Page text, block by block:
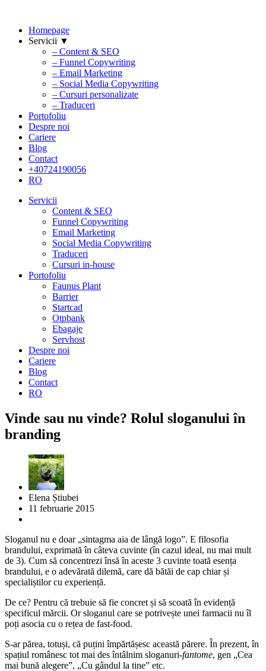
Homepage
Servicii ▼
– Content & SEO
– Funnel Copywriting
– Email Marketing
– Social Media Copywriting
– Cursuri personalizate
– Traduceri
Portofoliu
Despre noi
Cariere
Blog
Contact
+40724190056
RO
Servicii
Content & SEO
Funnel Copywriting
Email Marketing
Social Media Copywriting
Traduceri
Cursuri in-house
Portofoliu
Faunus Plant
Barrier
Startcad
Otpbank
Ebagaje
Servhost
Despre noi
Cariere
Blog
Contact
RO
Vinde sau nu vinde? Rolul sloganului în
branding
Elena Știubei
11 februarie 2015
Sloganul nu e doar „sintagma aia de lângă logo”. E filosofia
brandului, exprimată în câteva cuvinte (în cazul ideal, nu mai mult
de 3). Cum să concentrezi însă în aceste 3 cuvinte toată esența
brandului, e o adevărată dilemă, care dă bătăi de cap chiar și
specialiștilor cu experiență.
De ce? Pentru că trebuie să fie concret și să scoată în evidență
specificul mărcii. Or sloganul care se potrivește unei farmacii nu îl
poți asocia cu o rețea de fast-food.
S-ar părea, totuși, că puțini împărtășesc această părere. În prezent, în
spațiul românesc tot mai des întâlnim sloganuri-fantome, gen „Cea
mai bună alegere”, „Cu gândul la tine” etc.